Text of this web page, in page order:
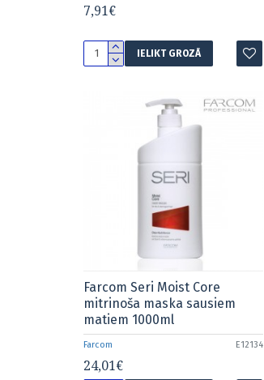
7,91€
IELIKT GROZĀ
Farcom E12134
Farcom Seri Moist Core
mitrinoša maska sausiem
matiem 1000ml
24,01€